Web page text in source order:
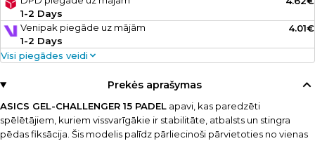
1-2 Days
Venipak piegāde uz mājām
1-2 Days
4.01€
Visi piegādes veidi
Prekės aprašymas
ASICS GEL-CHALLENGER 15 PADEL apavi, kas paredzēti
spēlētājiem, kuriem vissvarīgākie ir stabilitāte, atbalsts un stingra
pēdas fiksācija. Šis modelis palīdz pārliecinoši pārvietoties no vienas